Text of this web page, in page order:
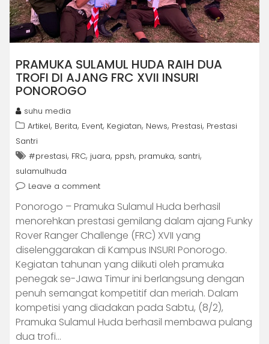
PRAMUKA SULAMUL HUDA RAIH DUA
TROFI DI AJANG FRC XVII INSURI
PONOROGO
suhu media
Artikel, Berita, Event, Kegiatan, News, Prestasi, Prestasi
Santri
#prestasi, FRC, juara, ppsh, pramuka, santri,
sulamulhuda
Leave a comment
Ponorogo – Pramuka Sulamul Huda berhasil
menorehkan prestasi gemilang dalam ajang Funky
Rover Ranger Challenge (FRC) XVII yang
diselenggarakan di Kampus INSURI Ponorogo.
Kegiatan tahunan yang diikuti oleh pramuka
penegak se-Jawa Timur ini berlangsung dengan
penuh semangat kompetitif dan meriah. Dalam
kompetisi yang diadakan pada Sabtu, (8/2),
Pramuka Sulamul Huda berhasil membawa pulang
dua trofi…